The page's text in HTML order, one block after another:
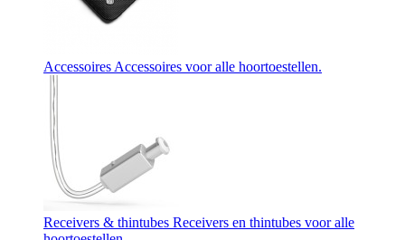
AccessoiresAccessoires voor alle hoortoestellen.
Receivers & thintubes Receivers en thintubes voor alle